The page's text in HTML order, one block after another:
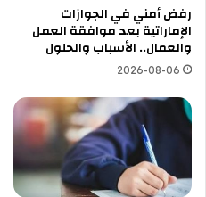
رفض أمني في الجوازات
الإماراتية بعد موافقة العمل
والعمال.. الأسباب والحلول
2026-08-06